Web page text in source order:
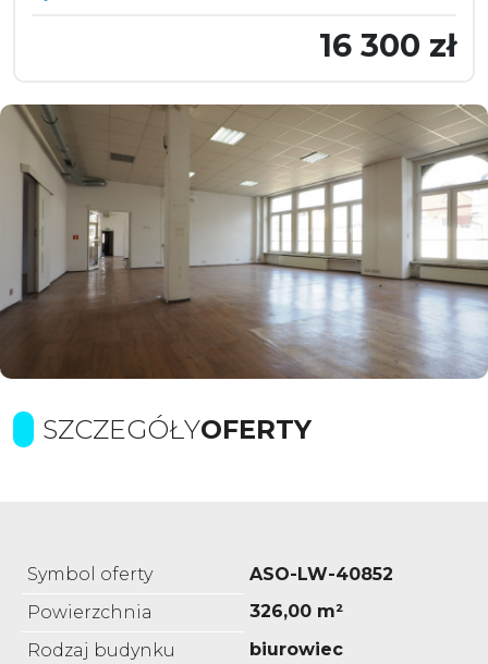
16 300 zł
SZCZEGÓŁYOFERTY
Symbol oferty
ASO-LW-40852
Powierzchnia
326,00 m²
Rodzaj budynku
biurowiec